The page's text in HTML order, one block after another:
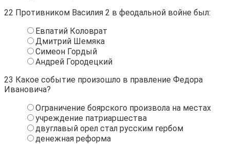
22 Противником Василия 2 в феодальной войне был:
Евпатий Коловрат
Дмитрий Шемяка
Симеон Гордый
Андрей Городецкий
23 Какое событие произошло в правление Федора
Ивановича?
Ограничение боярского произвола на местах
учреждение патриаршества
двуглавый орел стал русским гербом
денежная реформа